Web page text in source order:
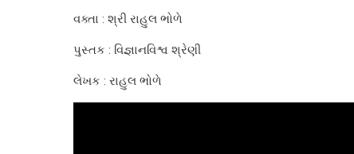
વક્તા : શ્રી રાહુલ ભોળે
પુસ્તક : વિજ્ઞાનવિશ્વ શ્રેણી
લેખક : રાહુલ ભોળે